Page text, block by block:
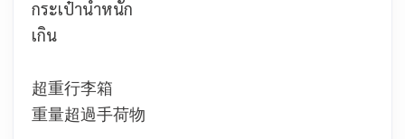
กระเป๋าน้ำหนัก
เกิน
超重行李箱
重量超過手荷物